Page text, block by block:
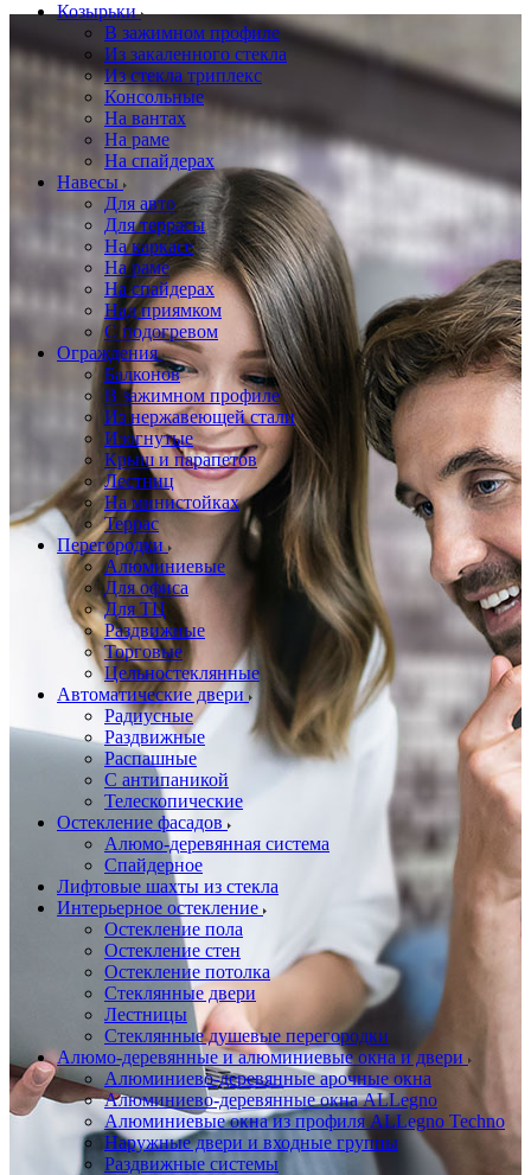
Козырьки
В зажимном профиле
Из закаленного стекла
Из стекла триплекс
Консольные
На вантах
На раме
На спайдерах
Навесы
Для авто
Для террасы
На каркасе
На раме
На спайдерах
Над приямком
С подогревом
Ограждения
Балконов
В зажимном профиле
Из нержавеющей стали
Изогнутые
Крыш и парапетов
Лестниц
На министойках
Террас
Перегородки
Алюминиевые
Для офиса
Для ТЦ
Раздвижные
Торговые
Цельностеклянные
Автоматические двери
Радиусные
Раздвижные
Распашные
С антипаникой
Телескопические
Остекление фасадов
Алюмо-деревянная система
Спайдерное
Лифтовые шахты из стекла
Интерьерное остекление
Остекление пола
Остекление стен
Остекление потолка
Стеклянные двери
Лестницы
Стеклянные душевые перегородки
Алюмо-деревянные и алюминиевые окна и двери
Алюминиево-деревянные арочные окна
Алюминиево-деревянные окна ALLegno
Алюминиевые окна из профиля ALLegno Techno
Наружные двери и входные группы
Раздвижные системы